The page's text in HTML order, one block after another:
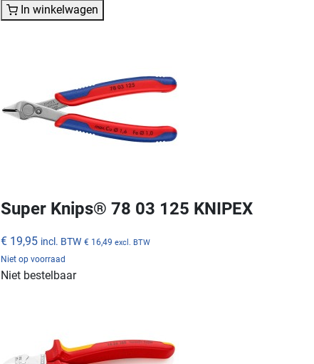
In winkelwagen
Super Knips® 78 03 125 KNIPEX
€ 19,95 incl. BTW € 16,49 excl. BTW
Niet op voorraad
Niet bestelbaar